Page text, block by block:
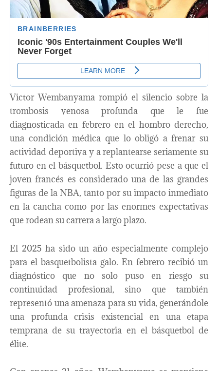
Victor Wembanyama rompió el silencio sobre la
trombosis venosa profunda que le fue
diagnosticada en febrero en el hombro derecho,
una condición médica que lo obligó a frenar su
actividad deportiva y a replantearse seriamente su
futuro en el básquetbol. Esto ocurrió pese a que el
joven francés es considerado una de las grandes
figuras de la NBA, tanto por su impacto inmediato
en la cancha como por las enormes expectativas
que rodean su carrera a largo plazo.
El 2025 ha sido un año especialmente complejo
para el basquetbolista galo. En febrero recibió un
diagnóstico que no solo puso en riesgo su
continuidad profesional, sino que también
representó una amenaza para su vida, generándole
una profunda crisis existencial en una etapa
temprana de su trayectoria en el básquetbol de
élite.